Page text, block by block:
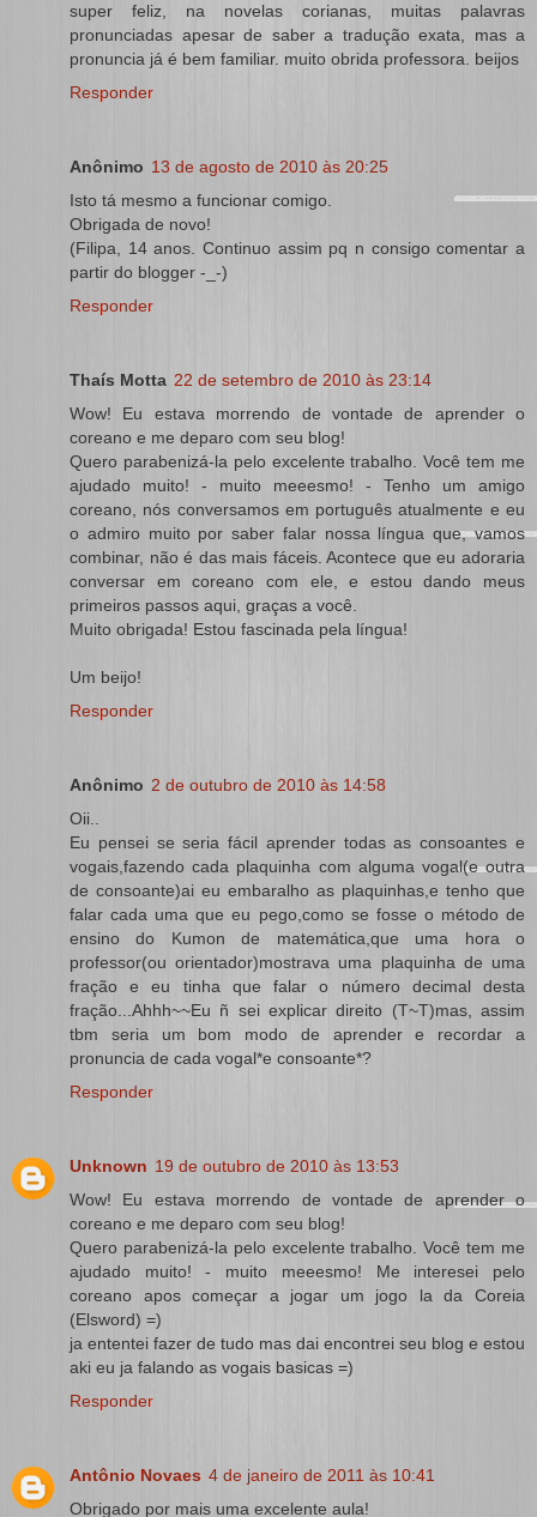
super feliz, na novelas corianas, muitas palavras
pronunciadas apesar de saber a tradução exata, mas a
pronuncia já é bem familiar. muito obrida professora. beijos
Responder
Anônimo 13 de agosto de 2010 às 20:25
Isto tá mesmo a funcionar comigo.
Obrigada de novo!
(Filipa, 14 anos. Continuo assim pq n consigo comentar a
partir do blogger -_-)
Responder
Thaís Motta 22 de setembro de 2010 às 23:14
Wow! Eu estava morrendo de vontade de aprender o
coreano e me deparo com seu blog!
Quero parabenizá-la pelo excelente trabalho. Você tem me
ajudado muito! - muito meeesmo! - Tenho um amigo
coreano, nós conversamos em português atualmente e eu
o admiro muito por saber falar nossa língua que, vamos
combinar, não é das mais fáceis. Acontece que eu adoraria
conversar em coreano com ele, e estou dando meus
primeiros passos aqui, graças a você.
Muito obrigada! Estou fascinada pela língua!
Um beijo!
Responder
Anônimo 2 de outubro de 2010 às 14:58
Oii..
Eu pensei se seria fácil aprender todas as consoantes e
vogais,fazendo cada plaquinha com alguma vogal(e outra
de consoante)ai eu embaralho as plaquinhas,e tenho que
falar cada uma que eu pego,como se fosse o método de
ensino do Kumon de matemática,que uma hora o
professor(ou orientador)mostrava uma plaquinha de uma
fração e eu tinha que falar o número decimal desta
fração...Ahhh~~Eu ñ sei explicar direito (T~T)mas, assim
tbm seria um bom modo de aprender e recordar a
pronuncia de cada vogal*e consoante*?
Responder
Unknown 19 de outubro de 2010 às 13:53
Wow! Eu estava morrendo de vontade de aprender o
coreano e me deparo com seu blog!
Quero parabenizá-la pelo excelente trabalho. Você tem me
ajudado muito! - muito meeesmo! Me interesei pelo
coreano apos começar a jogar um jogo la da Coreia
(Elsword) =)
ja ententei fazer de tudo mas dai encontrei seu blog e estou
aki eu ja falando as vogais basicas =)
Responder
Antônio Novaes 4 de janeiro de 2011 às 10:41
Obrigado por mais uma excelente aula!